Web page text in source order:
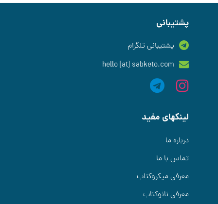
پشتیبانی
پشتیبانی تلگرام
hello [at] sabketo.com
لینکهای مفید
درباره ما
تماس با ما
معرفی میکروکتاب
معرفی نانوکتاب